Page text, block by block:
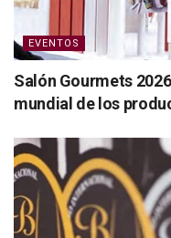
EVENTOS
Salón Gourmets
mundial de los